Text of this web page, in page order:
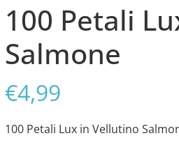
100 Petali
Salmone
€4,99
100 Petali Lux in Vellutino